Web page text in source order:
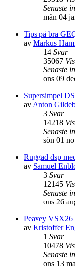
Senaste
mån 04
Tips på bra
av Markus
14 Svar
35067
Senaste
ons 09
Supersimpel
av Anton
3 Svar
14218
Senaste
sön 01
Ruggad dsp
av Samuel
3 Svar
12145
Senaste
ons 26
Peavey VSX26
av Kristoffer
1 Svar
10478
Senaste
ons 13